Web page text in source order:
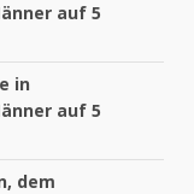
auf 5
in
auf 5
dem